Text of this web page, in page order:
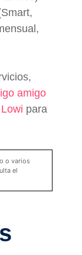
amigo
para
o varios
el